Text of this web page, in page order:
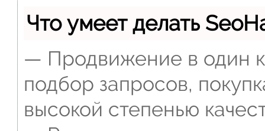
Что умеет делать
— Продвижение в один
подбор запросов,
высокой степенью